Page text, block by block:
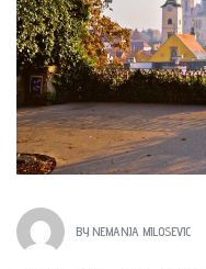
BY NEMANJA MILOSEVIC